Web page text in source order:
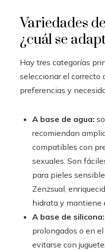
Variedades
¿cuál se
Hay tres categorías
seleccionar el correcto
preferencias y
A base de agua:
recomiendan
compatibles con
sexuales. Son
para pieles
Zenzsual,
hidrata y mantiene
A base de silicona:
prolongados o en
evitarse con